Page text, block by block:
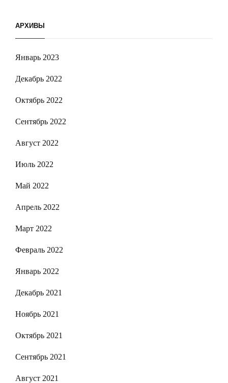
АРХИВЫ
Январь 2023
Декабрь 2022
Октябрь 2022
Сентябрь 2022
Август 2022
Июль 2022
Май 2022
Апрель 2022
Март 2022
Февраль 2022
Январь 2022
Декабрь 2021
Ноябрь 2021
Октябрь 2021
Сентябрь 2021
Август 2021